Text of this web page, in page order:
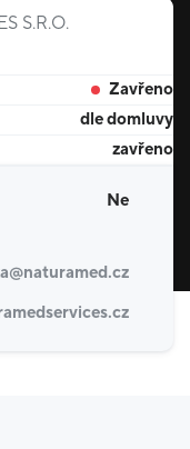
S.R.O.
Zavřeno
dle domluvy
zavřeno
Ne